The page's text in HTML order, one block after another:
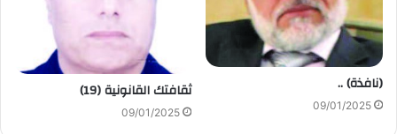
(نافذة) ..
09/01/2025
ثقافتك القانونية (19)
09/01/2025